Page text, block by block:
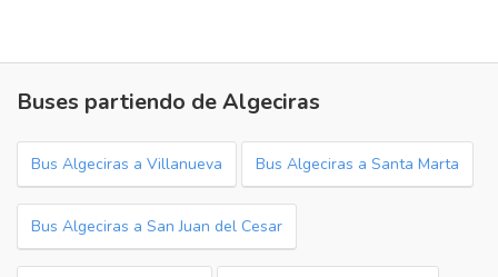
Buses partiendo de Algeciras
Bus Algeciras a Villanueva Bus Algeciras a Santa Marta
Bus Algeciras a San Juan del Cesar